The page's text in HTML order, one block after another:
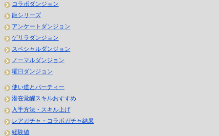
コラボダンジョン
龍シリーズ
アンケートダンジョン
ゲリラダンジョン
スペシャルダンジョン
ノーマルダンジョン
曜日ダンジョン
使い道とパーティー
潜在覚醒スキルおすすめ
入手方法・スキル上げ
レアガチャ・コラボガチャ結果
経験値